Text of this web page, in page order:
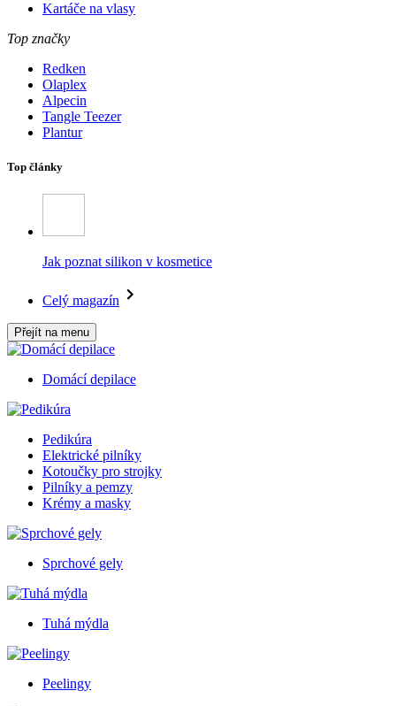
Kartáče na vlasy
Top značky
Redken
Olaplex
Alpecin
Tangle Teezer
Plantur
Top články
Jak poznat silikon v kosmetice
Celý magazín
Přejít na menu
Domácí depilace
Pedikúra
Elektrické pilníky
Kotoučky pro strojky
Pilníky a pemzy
Krémy a masky
Sprchové gely
Tuhá mýdla
Peelingy